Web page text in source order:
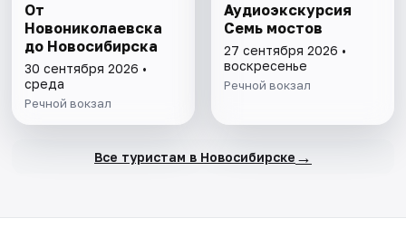
От
Новониколаевска
до Новосибирска
30 сентября 2026 •
среда
Речной вокзал
Аудиоэкскурсия
Семь мостов
27 сентября 2026 •
воскресенье
Речной вокзал
Все туристам в Новосибирске →